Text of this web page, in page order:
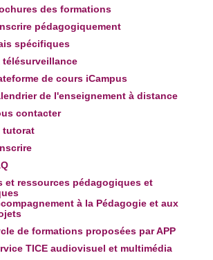
des formations
pédagogiquement
spécifiques
télésurveillance
de cours iCampus
de l'enseignement à distance
contacter
tutorat
et ressources pédagogiques et
à la Pédagogie et aux
de formations proposées par APP
TICE audiovisuel et multimédia